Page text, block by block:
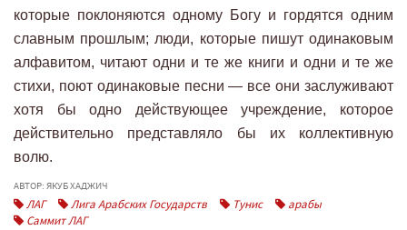
которые поклоняются одному Богу и гордятся одним
славным прошлым; люди, которые пишут одинаковым
алфавитом, читают одни и те же книги и одни и те же
стихи, поют одинаковые песни — все они заслуживают
хотя бы одно действующее учреждение, которое
действительно представляло бы их коллективную
волю.
АВТОР: ЯКУБ ХАДЖИЧ
ЛАГ Лига Арабских Государств Тунис
арабы
Саммит ЛАГ